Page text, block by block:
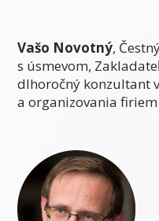
Vašo Novotný,
s úsmevom,
dlhoročný konzultant
a organizovania firiem